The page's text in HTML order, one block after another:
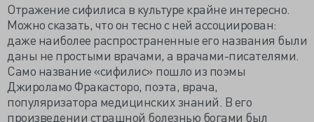
Отражение сифилиса в культуре крайне интересно.
Можно сказать, что он тесно с ней ассоциирован:
даже наиболее распространенные его названия были
даны не простыми врачами, а врачами-писателями.
Само название «сифилис» пошло из поэмы
Джироламо Фракасторо, поэта, врача,
популяризатора медицинских знаний. В его
произведении страшной болезнью богами был